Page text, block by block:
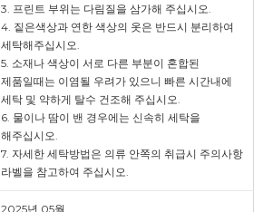
3. 프린트 부위는 다림질을 삼가해 주십시오.
4. 짙은색상과 연한 색상의 옷은 반드시 분리하여
세탁해주십시오.
5. 소재나 색상이 서로 다른 부분이 혼합된
제품일때는 이염될 우려가 있으니 빠른 시간내에
세탁 및 약하게 탈수 건조해 주십시오.
6. 물이나 땀이 밴 경우에는 신속히 세탁을
해주십시오.
7. 자세한 세탁방법은 의류 안쪽의 취급시 주의사항
라벨을 참고하여 주십시오.
2025년 05월